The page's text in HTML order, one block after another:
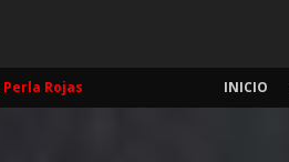
INICIO
Perla Rojas